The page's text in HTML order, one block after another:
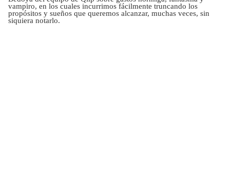
vampiro, en los cuales incurrimos fácilmente truncando los
propósitos y sueños que queremos alcanzar, muchas veces, sin
siquiera notarlo.